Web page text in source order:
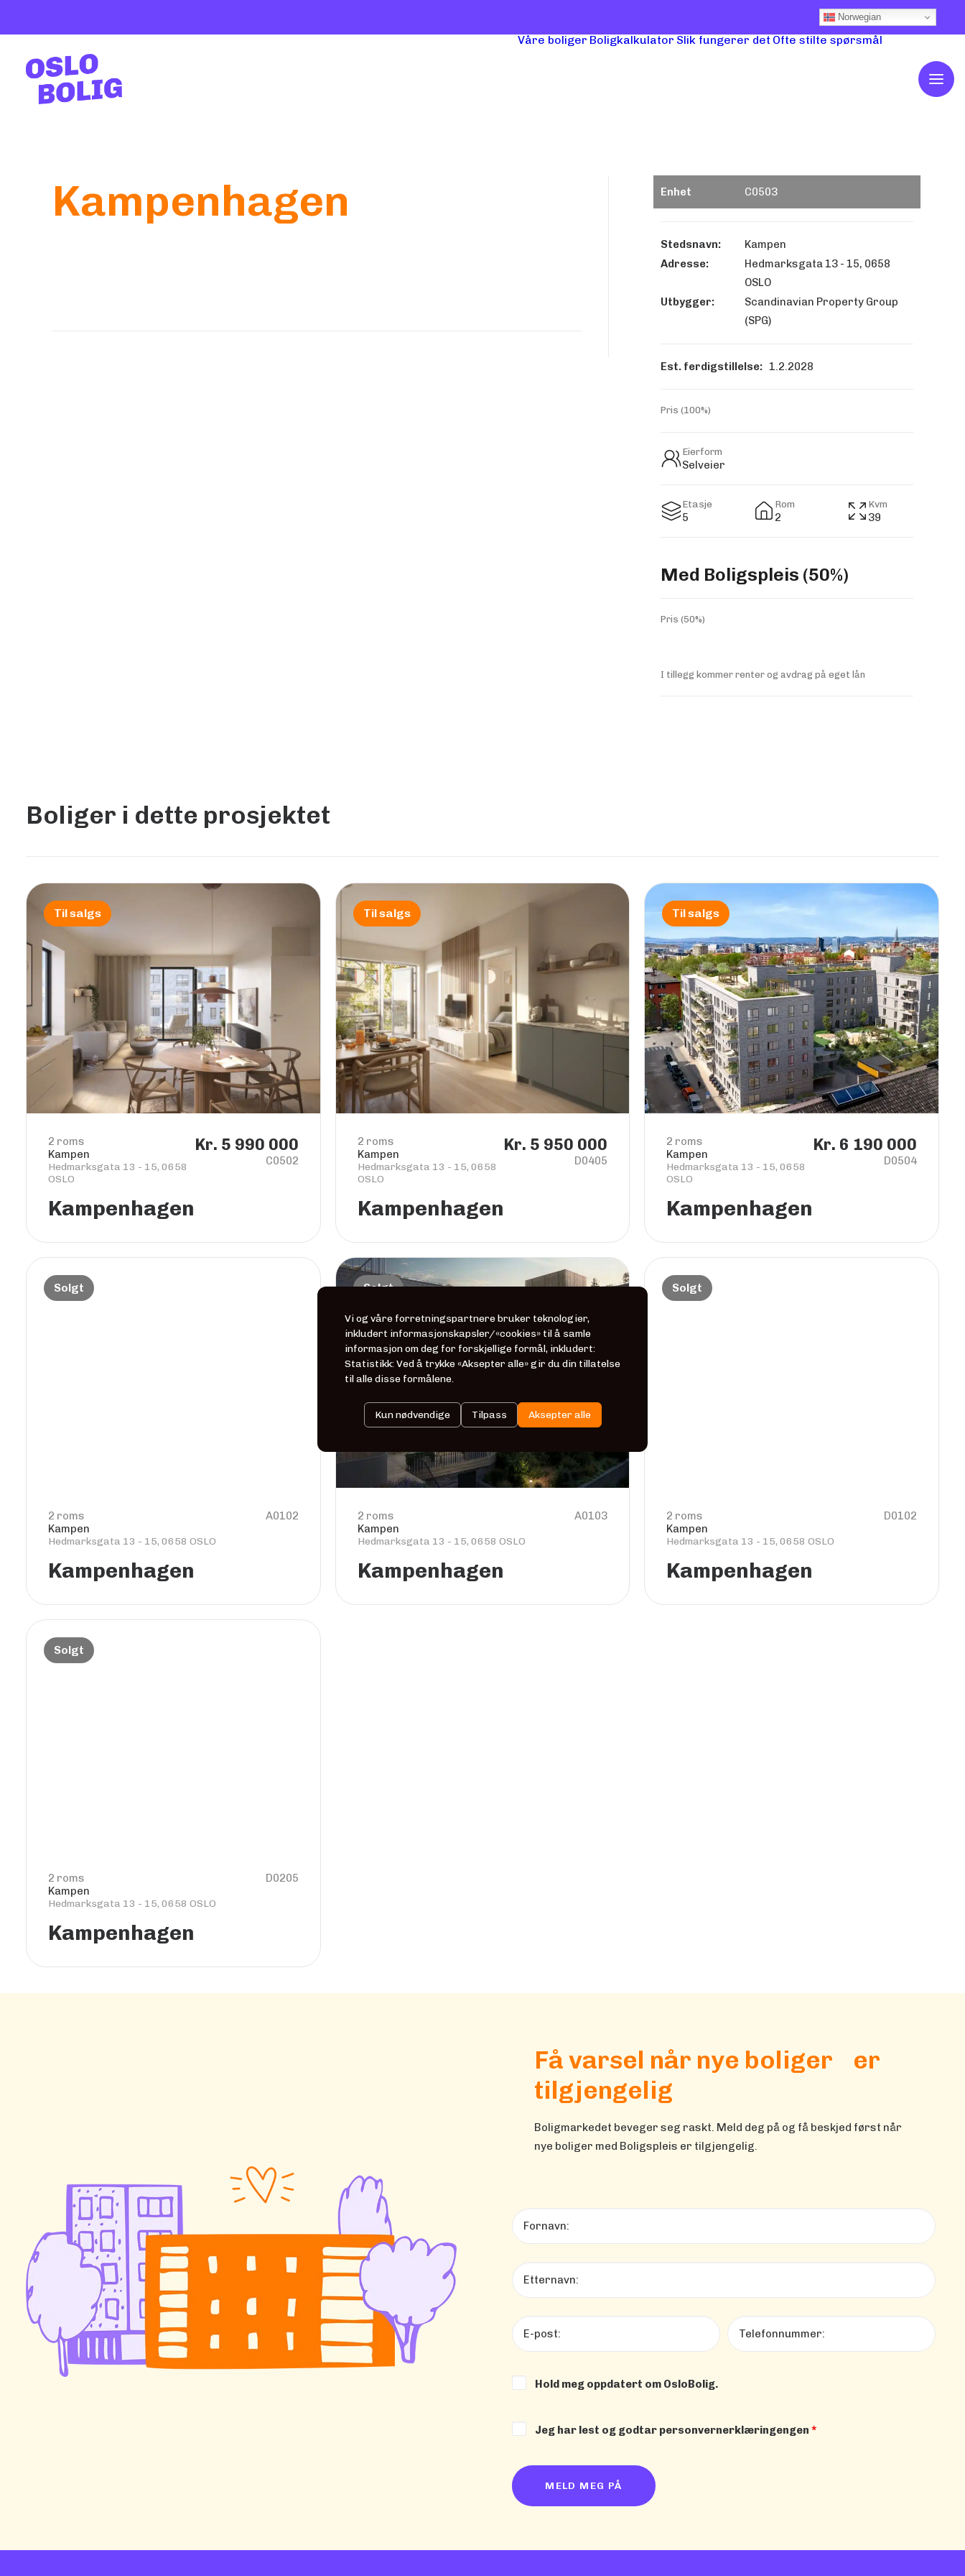
Norwegian
Våre boliger Boligkalkulator Slik fungerer det Ofte stilte spørsmål
Kampenhagen Enhet C0503
Stedsnavn:
Kampen
Adresse:
Hedmarksgata 13 - 15, 0658
OSLO
Utbygger:
Scandinavian Property Group
(SPG)
Est. ferdigstillelse: 1.2.2028
Pris (100%)
Eierform
Selveier
Etasje
5
Rom
2
Kvm
39
Med Boligspleis (50%)
Pris (50%)
I tillegg kommer renter og avdrag på eget lån
Boliger i dette prosjektet
Til salgs
2 roms
Kampen
Hedmarksgata 13 - 15, 0658
OSLO
Kr. 5 990 000
C0502
Kampenhagen
Til salgs
2 roms
Kampen
Hedmarksgata 13 - 15, 0658
OSLO
Kr. 5 950 000
D0405
Kampenhagen
Til salgs
2 roms
Kampen
Hedmarksgata 13 - 15, 0658
OSLO
Kr. 6 190 000
D0504
Kampenhagen
Solgt
2 roms
Kampen
Hedmarksgata 13 - 15, 0658 OSLO
A0102
Kampenhagen
Solgt
2 roms
Kampen
Hedmarksgata 13 - 15, 0658 OSLO
A0103
Kampenhagen
Solgt
2 roms
Kampen
Hedmarksgata 13 - 15, 0658 OSLO
D0102
Kampenhagen
Solgt
2 roms
Kampen
Hedmarksgata 13 - 15, 0658 OSLO
D0205
Kampenhagen
Få varsel når nye boliger er
tilgjengelig
Boligmarkedet beveger seg raskt. Meld deg på og få beskjed først når
nye boliger med Boligspleis er tilgjengelig.
Hold meg oppdatert om OsloBolig.
Jeg har lest og godtar personvernerklæringengen *
Vi og våre forretningspartnere bruker teknologier,
inkludert informasjonskapsler/«cookies» til å samle
informasjon om deg for forskjellige formål, inkludert:
Statistikk: Ved å trykke «Aksepter alle» gir du din tillatelse
til alle disse formålene.
Kun nødvendige Tilpass Aksepter alle